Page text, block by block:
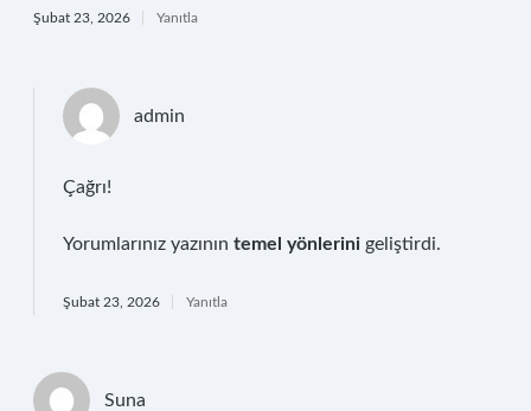
Şubat 23, 2026 Yanıtla
admin
Çağrı!
Yorumlarınız yazının temel yönlerini geliştirdi.
Şubat 23, 2026 Yanıtla
Suna